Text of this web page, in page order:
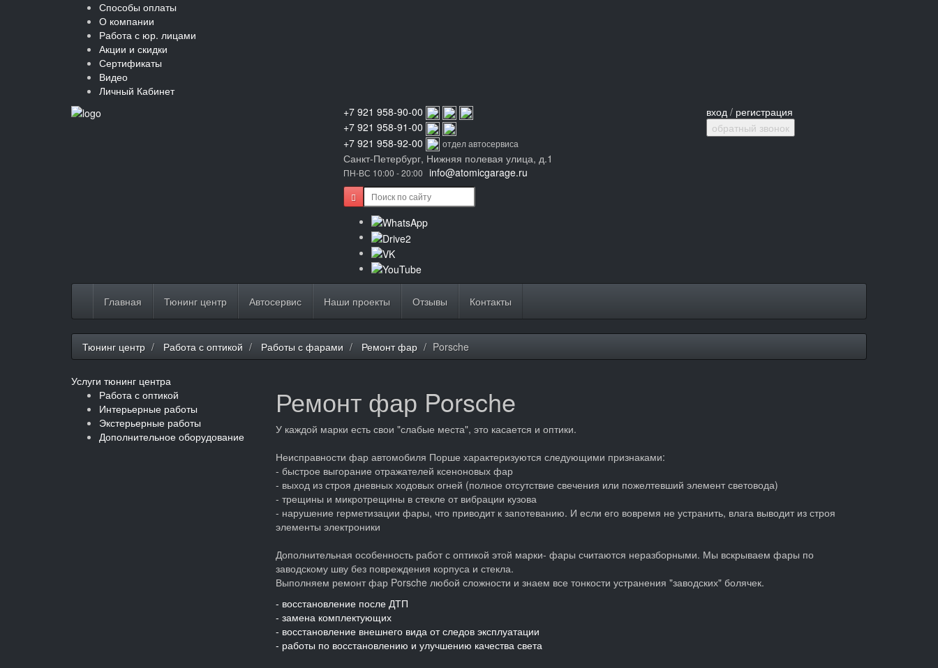
Способы оплаты
О компании
Работа с юр. лицами
Акции и скидки
Сертификаты
Видео
Личный Кабинет
+7 921 958-90-00
+7 921 958-91-00
+7 921 958-92-00
отдел автосервиса
Санкт-Петербург, Нижняя полевая улица, д.1
ПН-ВС 10:00 - 20:00 info@atomicgarage.ru
вход/ регистрация
обратный звонок
Главная Тюнинг центр Автосервис Наши проекты Отзывы Контакты
Тюнинг центр Работа с оптикой Работы с фарами Ремонт фар Porsche
Услуги тюнинг центра
Работа с оптикой
Интерьерные работы
Экстерьерные работы
Дополнительное оборудование
Ремонт фар Porsche
У каждой марки есть свои "слабые места", это касается и оптики.
Неисправности фар автомобиля Порше характеризуются следующими признаками:
- быстрое выгорание отражателей ксеноновых фар
- выход из строя дневных ходовых огней (полное отсутствие свечения или пожелтевший элемент световода)
- трещины и микротрещины в стекле от вибрации кузова
- нарушение герметизации фары, что приводит к запотеванию. И если его вовремя не устранить, влага выводит из строя
элементы электроники
Дополнительная особенность работ с оптикой этой марки- фары считаются неразборными. Мы вскрываем фары по
заводскому шву без повреждения корпуса и стекла.
Выполняем ремонт фар Porsche любой сложности и знаем все тонкости устранения "заводских" болячек.
- восстановление после ДТП
- замена комплектующих
- восстановление внешнего вида от следов эксплуатации
- работы по восстановлению и улучшению качества света